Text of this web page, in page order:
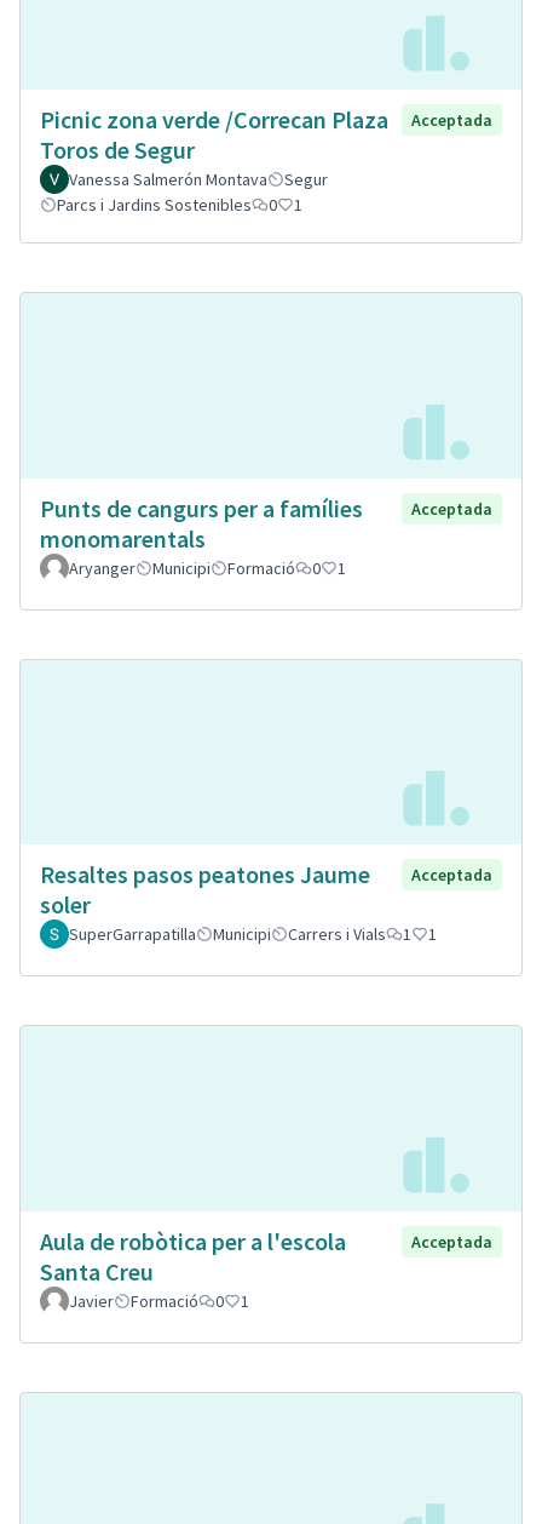
Picnic zona verde /Correcan Plaza
Toros de Segur
Acceptada
Vanessa Salmerón Montava
Segur
Parcs i Jardins Sostenibles
0 1
Punts de cangurs per a famílies
monomarentals
Acceptada
Aryanger Municipi Formació 0 1
Resaltes pasos peatones Jaume
soler
Acceptada
SuperGarrapatilla Municipi Carrers i Vials 1 1
Aula de robòtica per a l'escola
Santa Creu
Acceptada
Javier Formació 0 1